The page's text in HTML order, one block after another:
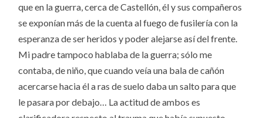
que en la guerra, cerca de Castellón, él y sus compañeros
se exponían más de la cuenta al fuego de fusilería con la
esperanza de ser heridos y poder alejarse así del frente.
Mi padre tampoco hablaba de la guerra; sólo me
contaba, de niño, que cuando veía una bala de cañón
acercarse hacia él a ras de suelo daba un salto para que
le pasara por debajo… La actitud de ambos es